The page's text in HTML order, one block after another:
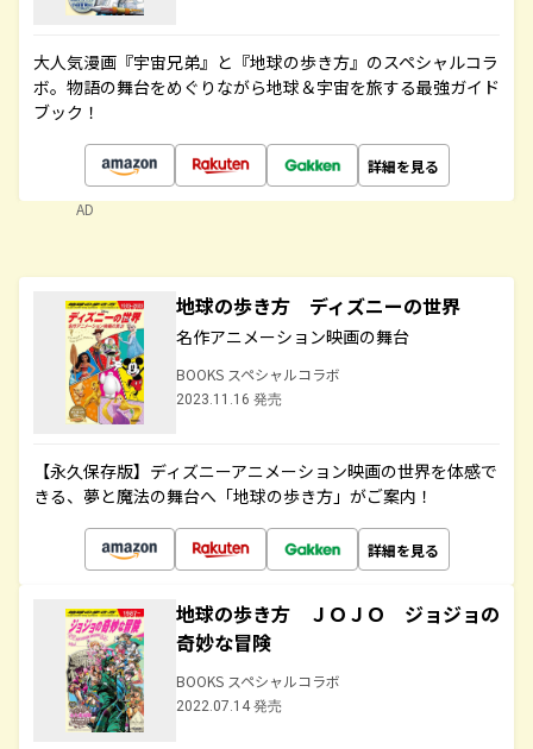
大人気漫画『宇宙兄弟』と『地球の歩き方』のスペシャルコラ
ボ。物語の舞台をめぐりながら地球＆宇宙を旅する最強ガイド
ブック！
詳細を見る
AD
地球の歩き方 ディズニーの世界
名作アニメーション映画の舞台
BOOKS スペシャルコラボ
2023.11.16 発売
【永久保存版】ディズニーアニメーション映画の世界を体感で
きる、夢と魔法の舞台へ「地球の歩き方」がご案内！
詳細を見る
地球の歩き方 ＪＯＪＯ ジョジョの
奇妙な冒険
BOOKS スペシャルコラボ
2022.07.14 発売